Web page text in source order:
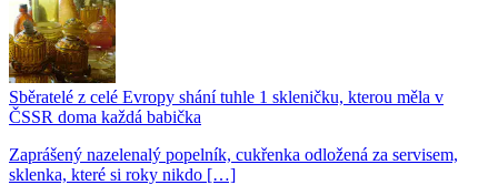
Sběratelé z celé Evropy shání tuhle 1 skleničku, kterou měla v
ČSSR doma každá babička
Zaprášený nazelenalý popelník, cukřenka odložená za servisem,
sklenka, které si roky nikdo […]